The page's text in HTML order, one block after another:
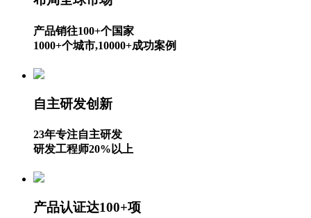
产品销往100+个国家
1000+个城市,10000+成功案例
自主研发创新
23年专注自主研发
研发工程师20%以上
产品认证达100+项